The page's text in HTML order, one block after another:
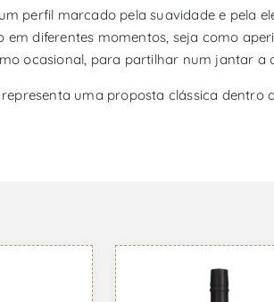
perfil marcado pela suavidade e pela
diferentes momentos, seja como
ocasional, para partilhar num jantar a
uma proposta clássica dentro